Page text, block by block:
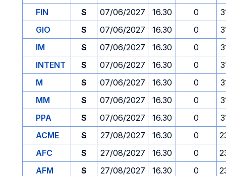
FIN
S 07/06/2027 16.30 0
GIO
S 07/06/2027 16.30 0
IM
S 07/06/2027 16.30 0
INTENT
S 07/06/2027 16.30 0
M
S 07/06/2027 16.30 0
MM
S 07/06/2027 16.30 0
PPA
S 07/06/2027 16.30 0
ACME
S 27/08/2027 16.30 0
AFC
S 27/08/2027 16.30 0
AFM
S 27/08/2027 16.30 0